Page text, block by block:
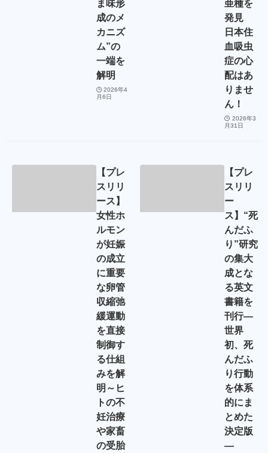
ま味形
成のメ
カニズ
ム”の
一端を
解明
2026年4
月6日
亜種を
発見
日本住
血吸虫
症の心
配はあ
りませ
ん！
2026年3
月31日
【プレ
スリリ
ース】
女性ホ
ルモン
が妊娠
の成立
に重要
な卵管
収縮弛
緩運動
を直接
制御す
る仕組
みを解
明～ヒ
トの不
妊治療
や家畜
の受胎
【プレ
スリリ
ー
ス】“死
んだふ
り”研究
の集大
成とな
る英文
書籍を
刊行―
世界
初、死
んだふ
り行動
を体系
的にま
とめた
決定版
―